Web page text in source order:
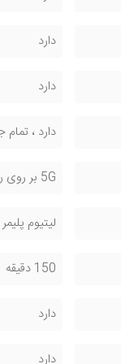
دارد
دارد
دارد ، تمام
5G بر روی رادیو کنترل ، ذخیره بر روی رم
لیتیوم پلیمر 3000 میلی آمپر
150 دقیقه
دارد
دارد